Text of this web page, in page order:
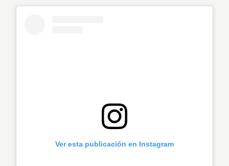
Ver esta publicación en Instagram